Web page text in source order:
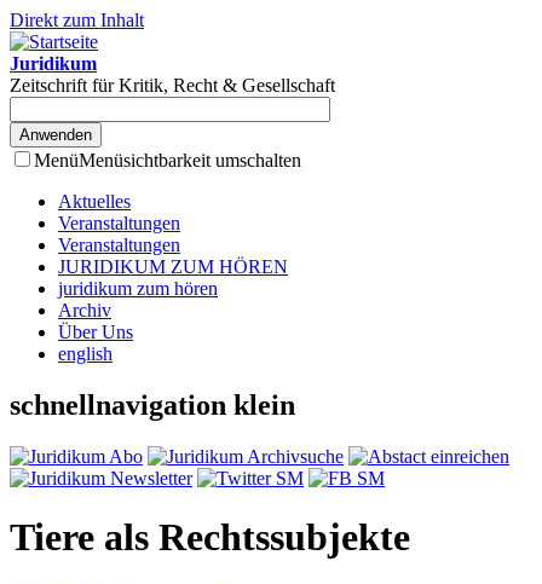
Direkt zum Inhalt
Juridikum
Zeitschrift für Kritik, Recht & Gesellschaft
MenüMenüsichtbarkeit umschalten
Aktuelles
Veranstaltungen
Veranstaltungen
JURIDIKUM ZUM HÖREN
juridikum zum hören
Archiv
Über Uns
english
schnellnavigation klein
Tiere als Rechtssubjekte